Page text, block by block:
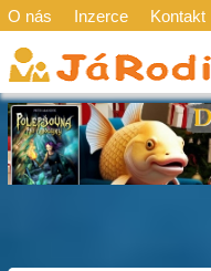
O nás Inzerce Kontakt